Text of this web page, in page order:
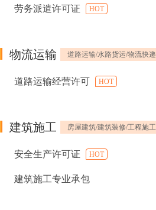
劳务派遣许可证 HOT
物流运输 道路运输/水路货运/物流快递
道路运输经营许可 HOT
建筑施工 房屋建筑/建筑装修/工程施工
安全生产许可证 HOT
建筑施工专业承包